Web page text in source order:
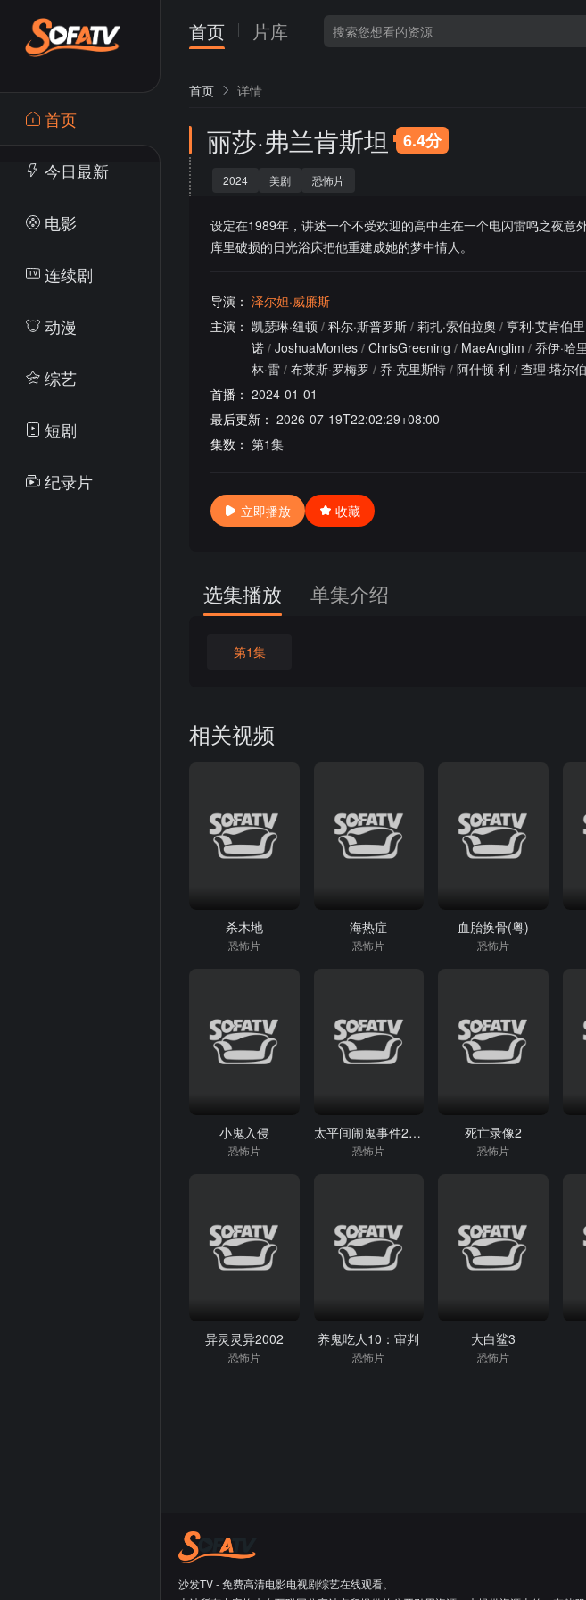
首页
今日最新
电影
连续剧
动漫
综艺
短剧
纪录片
首页 片库
首页 详情
丽莎·弗兰肯斯坦 6.4分
2024 美剧 恐怖片
设定在1989年，讲述一个不受欢迎的高中生在一个电闪雷鸣之夜意
库里破损的日光浴床把他重建成她的梦中情人。
导演： 泽尔妲·威廉斯
主演： 凯瑟琳·纽顿 / 科尔·斯普罗斯 / 莉扎·索伯拉奧 / 亨利·艾肯伯里
诺 / JoshuaMontes / ChrisGreening / MaeAnglim / 乔伊·哈
林·雷 / 布莱斯·罗梅罗 / 乔·克里斯特 / 阿什顿·利 / 查理·塔尔
首播： 2024-01-01
最后更新： 2026-07-19T22:02:29+08:00
集数： 第1集
立即播放 收藏
选集播放 单集介绍
第1集
相关视频
杀木地
恐怖片
海热症
恐怖片
血胎换骨(粤)
恐怖片
小鬼入侵
恐怖片
太平间闹鬼事件2：佐治亚鬼屋事件
恐怖片
死亡录像2
恐怖片
异灵灵异2002
恐怖片
养鬼吃人10：审判
恐怖片
大白鲨3
恐怖片
沙发TV - 免费高清电影电视剧综艺在线观看。